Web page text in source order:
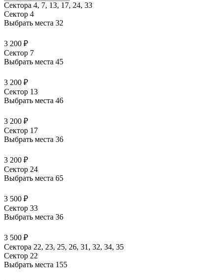
Сектора 4, 7, 13, 17, 24, 33
Сектор 4
Выбрать места 32
3 200 ₽
Сектор 7
Выбрать места 45
3 200 ₽
Сектор 13
Выбрать места 46
3 200 ₽
Сектор 17
Выбрать места 36
3 200 ₽
Сектор 24
Выбрать места 65
3 500 ₽
Сектор 33
Выбрать места 36
3 500 ₽
Сектора 22, 23, 25, 26, 31, 32, 34, 35
Сектор 22
Выбрать места 155